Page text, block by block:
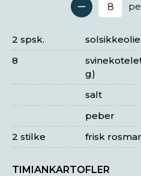
2 spsk.
g)
8
salt
peber
frisk
2 stilke
TIMIANKARTOFLER